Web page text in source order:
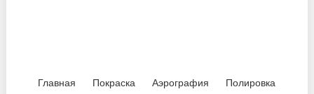
Главная Покраска Аэрография
Полировка